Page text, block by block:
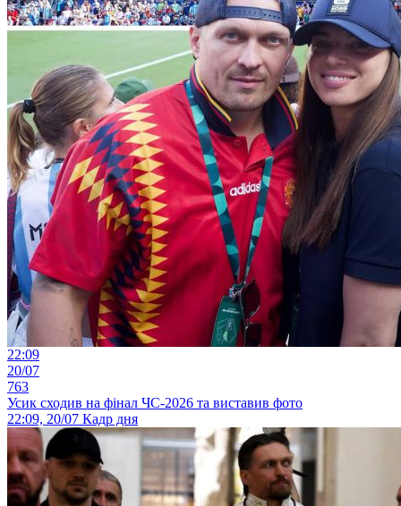
22:09
20/07
763
Усик сходив на фінал ЧС-2026 та виставив фото
22:09, 20/07 Кадр дня